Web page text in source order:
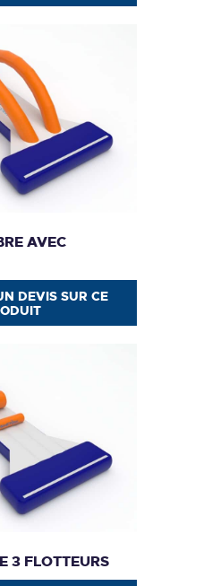
AVEC
DEVIS SUR CE
3 FLOTTEURS